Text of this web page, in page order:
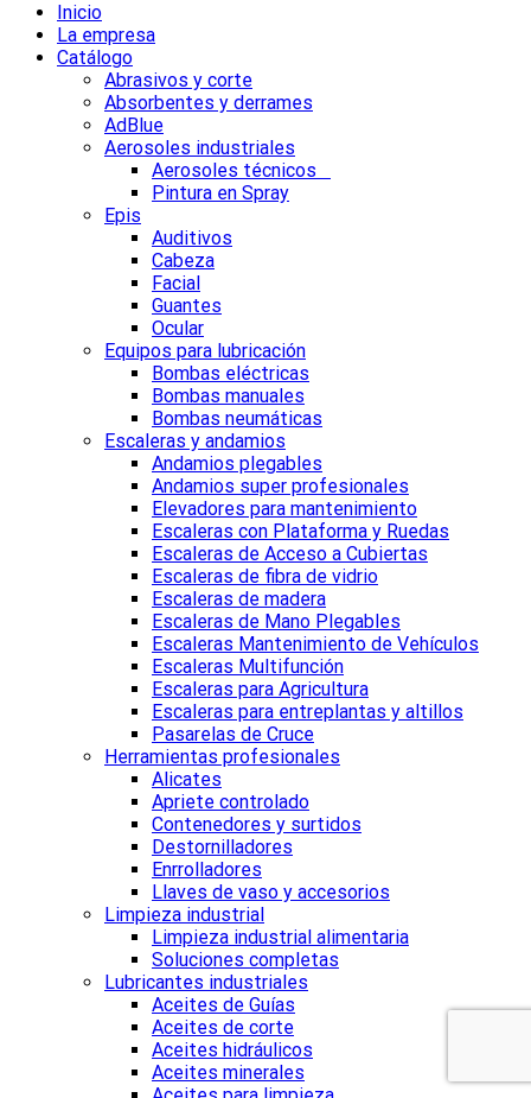
Inicio
La empresa
Catálogo
Abrasivos y corte
Absorbentes y derrames
AdBlue
Aerosoles industriales
Aerosoles técnicos
Pintura en Spray
Epis
Auditivos
Cabeza
Facial
Guantes
Ocular
Equipos para lubricación
Bombas eléctricas
Bombas manuales
Bombas neumáticas
Escaleras y andamios
Andamios plegables
Andamios super profesionales
Elevadores para mantenimiento
Escaleras con Plataforma y Ruedas
Escaleras de Acceso a Cubiertas
Escaleras de fibra de vidrio
Escaleras de madera
Escaleras de Mano Plegables
Escaleras Mantenimiento de Vehículos
Escaleras Multifunción
Escaleras para Agricultura
Escaleras para entreplantas y altillos
Pasarelas de Cruce
Herramientas profesionales
Alicates
Apriete controlado
Contenedores y surtidos
Destornilladores
Enrrolladores
Llaves de vaso y accesorios
Limpieza industrial
Limpieza industrial alimentaria
Soluciones completas
Lubricantes industriales
Aceites de Guías
Aceites de corte
Aceites hidráulicos
Aceites minerales